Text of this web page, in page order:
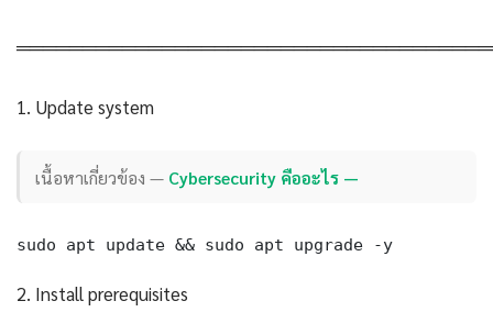
1. Update system
เนื้อหาเกี่ยวข้อง — Cybersecurity คืออะไร —
sudo apt update && sudo apt upgrade -y
2. Install prerequisites